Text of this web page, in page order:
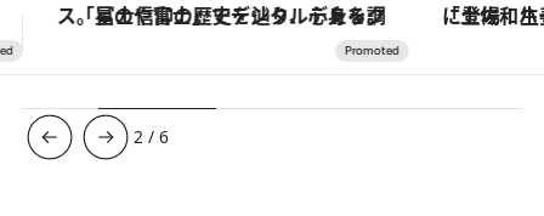
「土佐和ハーブかき氷」がOMO7高知に登場！生姜、山椒、大葉など目にも舌にも涼を呼ぶ郷土の味 ヴァシュロン・コンスタンタ
3 /6